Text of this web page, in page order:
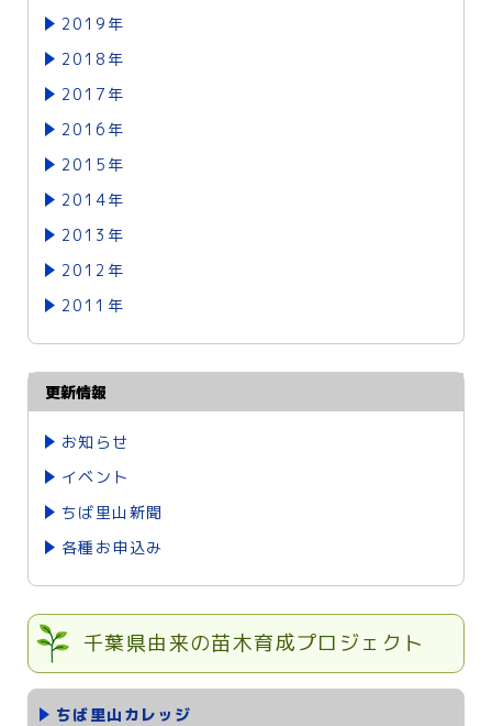
2019年
2018年
2017年
2016年
2015年
2014年
2013年
2012年
2011年
更新情報
お知らせ
イベント
ちば里山新聞
各種お申込み
千葉県由来の苗木育成プロジェクト
ちば里山カレッジ